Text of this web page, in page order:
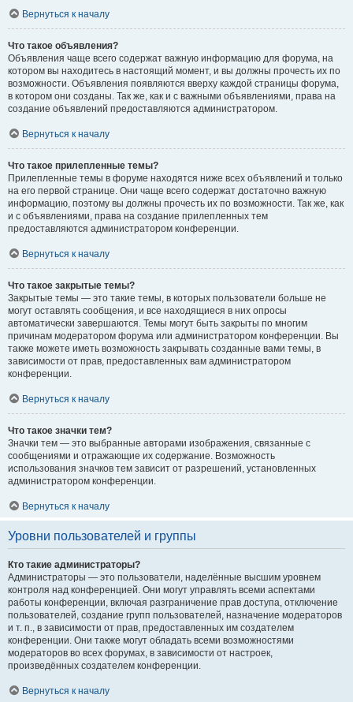
Вернуться к началу
Что такое объявления?
Объявления чаще всего содержат важную информацию для форума, на
котором вы находитесь в настоящий момент, и вы должны прочесть их по
возможности. Объявления появляются вверху каждой страницы форума,
в котором они созданы. Так же, как и с важными объявлениями, права на
создание объявлений предоставляются администратором.
Вернуться к началу
Что такое прилепленные темы?
Прилепленные темы в форуме находятся ниже всех объявлений и только
на его первой странице. Они чаще всего содержат достаточно важную
информацию, поэтому вы должны прочесть их по возможности. Так же, как
и с объявлениями, права на создание прилепленных тем
предоставляются администратором конференции.
Вернуться к началу
Что такое закрытые темы?
Закрытые темы — это такие темы, в которых пользователи больше не
могут оставлять сообщения, и все находящиеся в них опросы
автоматически завершаются. Темы могут быть закрыты по многим
причинам модератором форума или администратором конференции. Вы
также можете иметь возможность закрывать созданные вами темы, в
зависимости от прав, предоставленных вам администратором
конференции.
Вернуться к началу
Что такое значки тем?
Значки тем — это выбранные авторами изображения, связанные с
сообщениями и отражающие их содержание. Возможность
использования значков тем зависит от разрешений, установленных
администратором конференции.
Вернуться к началу
Уровни пользователей и группы
Кто такие администраторы?
Администраторы — это пользователи, наделённые высшим уровнем
контроля над конференцией. Они могут управлять всеми аспектами
работы конференции, включая разграничение прав доступа, отключение
пользователей, создание групп пользователей, назначение модераторов
и т. п., в зависимости от прав, предоставленных им создателем
конференции. Они также могут обладать всеми возможностями
модераторов во всех форумах, в зависимости от настроек,
произведённых создателем конференции.
Вернуться к началу